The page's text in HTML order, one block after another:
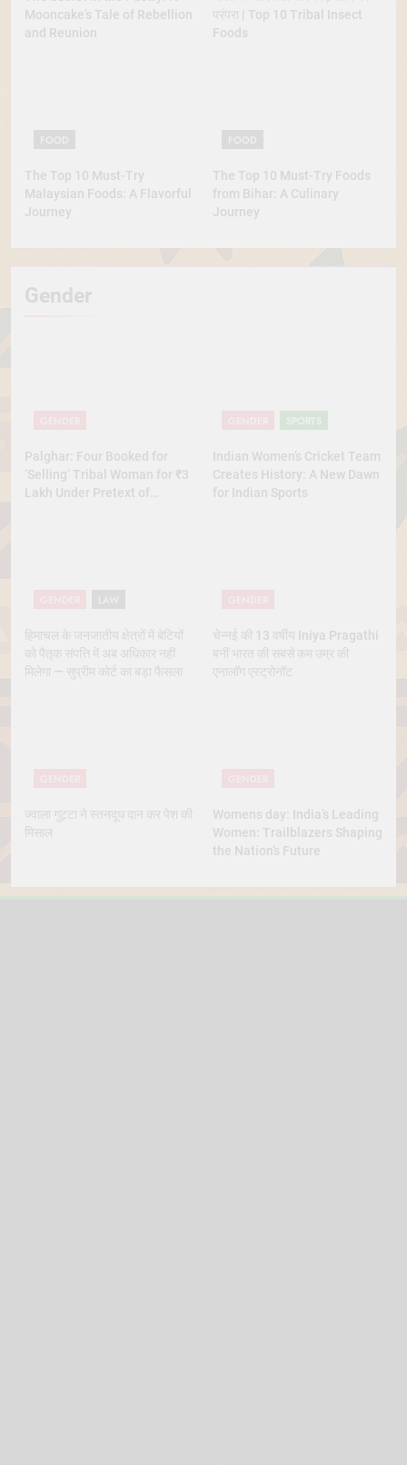
Mooncake’s Tale of Rebellion
and Reunion
परंपरा | Top 10 Tribal Insect
Foods
The Top 10 Must-Try
Malaysian Foods: A Flavorful
Journey
The Top 10 Must-Try Foods
from Bihar: A Culinary
Journey
Gender
Palghar: Four Booked for
‘Selling’ Tribal Woman for ₹3
Lakh Under Pretext of
SPORTS
Indian Women’s Cricket Team
Creates History: A New Dawn
for Indian Sports
हिमाचल के जनजातीय क्षेत्रों में बेटियों
को पैतृक संपत्ति में अब अधिकार नहीं
मिलेगा — सुप्रीम कोर्ट का बड़ा फैसला
चेन्नई की 13 वर्षीय Iniya Pragathi
बनीं भारत की सबसे कम उम्र की
एनालॉग एस्ट्रोनॉट
ज्वाला गुट्टा ने स्तनदूध दान कर पेश की
मिसाल
Womens day: India’s Leading
Women: Trailblazers Shaping
the Nation’s Future